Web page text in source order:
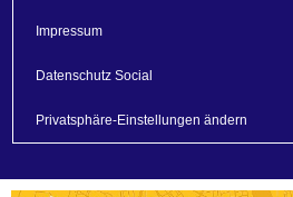
Impressum
Datenschutz Social
Privatsphäre-Einstellungen ändern